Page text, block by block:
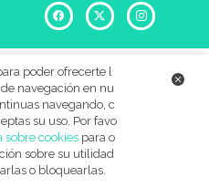
Para jugar
Festivos
Facebook
X
poder ofrecerte l
navegación en nu
navegando, c
su uso. Por favo
sobre cookiespara o
sobre su utilidad
o bloquearlas.